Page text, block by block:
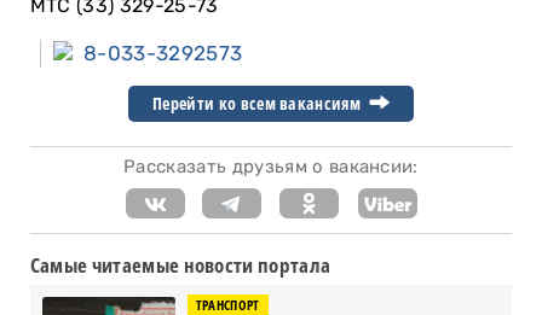
МТС (33) 329-25-73
8-033-3292573
Перейти ко всем вакансиям
Рассказать друзьям о вакансии:
Самые читаемые новости портала
ТРАНСПОРТ